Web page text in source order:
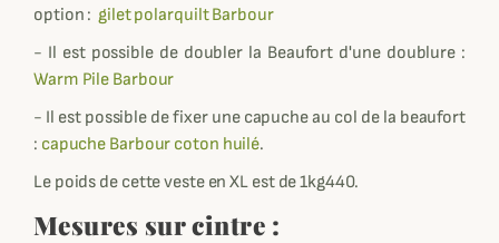
option :gilet polarquilt Barbour
- Il est possible de doubler la Beaufort d'une doublure :
Warm Pile Barbour
- Il est possible de fixer une capuche au col de la beaufort
: capuche Barbour coton huilé.
Le poids de cette veste en XL est de 1kg440.
Mesures sur cintre :